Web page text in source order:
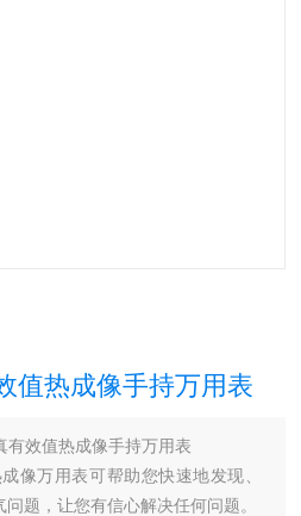
值热成像手持万用表
有效值热成像手持万用表
像万用表可帮助您快速地发现、
题，让您有信心解决任何问题。